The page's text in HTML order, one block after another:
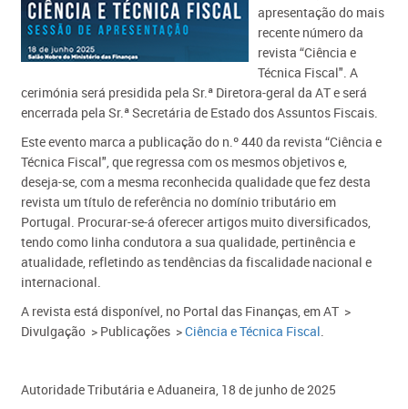
apresentação do mais
recente número da
revista “Ciência e
Técnica Fiscal". A
cerimónia será presidida pela Sr.ª Diretora-geral da AT e será
encerrada pela Sr.ª Secretária de Estado dos Assuntos Fiscais.
Este evento marca a publicação do n.º 440 da revista “Ciência e
Técnica Fiscal", que regressa com os mesmos objetivos e,
deseja-se, com a mesma reconhecida qualidade que fez desta
revista um título de referência no domínio tributário em
Portugal. Procurar-se-á oferecer artigos muito diversificados,
tendo como linha condutora a sua qualidade, pertinência e
atualidade, refletindo as tendências da fiscalidade nacional e
internacional.
A revista está disponível, no Portal das Finanças, em AT >
Divulgação > Publicações >Ciência e Técnica Fiscal.
Autoridade Tributária e Aduaneira, 18 de junho de 2025​